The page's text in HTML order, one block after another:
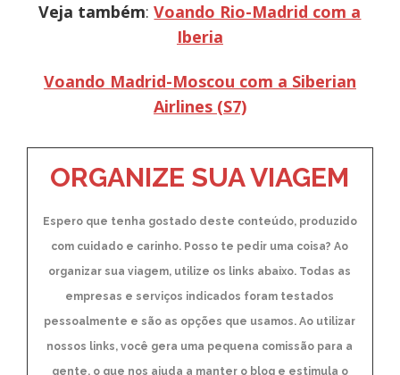
Veja também:Voando Rio-Madrid com a
Iberia
Voando Madrid-Moscou com a Siberian
Airlines (S7)
ORGANIZE SUA VIAGEM
Espero que tenha gostado deste conteúdo, produzido
com cuidado e carinho. Posso te pedir uma coisa? Ao
organizar sua viagem, utilize os links abaixo. Todas as
empresas e serviços indicados foram testados
pessoalmente e são as opções que usamos. Ao utilizar
nossos links, você gera uma pequena comissão para a
gente, o que nos ajuda a manter o blog e estimula o